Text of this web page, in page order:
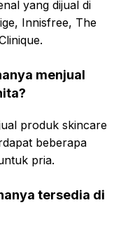
yang dijual di
Innisfree, The
menjual
produk skincare
beberapa
pria.
tersedia di